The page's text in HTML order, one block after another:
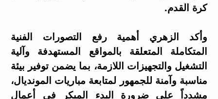
كرة القدم.
وأكد الزهري أهمية رفع التصورات الفنية
المتكاملة المتعلقة بالمواقع المستهدفة وآلية
التشغيل والتجهيزات اللازمة، بما يضمن توفير بيئة
مناسبة وآمنة للجمهور لمتابعة مباريات المونديال،
مشدداً على ضرورة البدء المبكر في أعمال